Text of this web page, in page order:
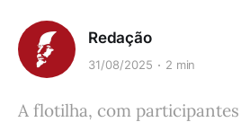
Redação
31/08/2025 2 min
A flotilha, com participantes